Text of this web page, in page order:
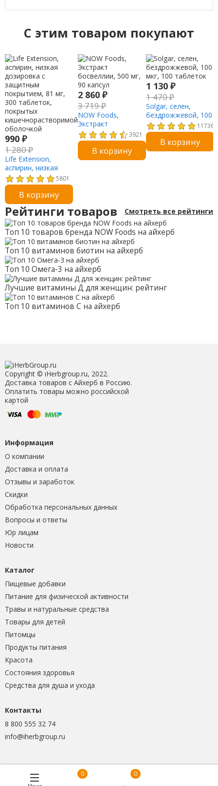
C этим товаром покупают
990 ₽
1 280₽
Life Extension,
аспирин, низкая
дозировка с
защитным
покрытием, 81 мг,
300 таблеток,
покрытых
кишечнорастворимой
оболочкой
5801
В корзину
2 860 ₽
3 719₽
NOW Foods,
Экстракт
босвеллии, 500 мг,
90 капсул
3921
В корзину
1 130 ₽
1 470₽
Solgar, селен,
бездрожжевой, 100
мкг, 100 таблеток11736
В корзину
Рейтинги товаров Смотреть все рейтинги
Топ 10 товаров бренда NOW Foods на айхерб
Топ 10 витаминов биотин на айхерб
Топ 10 Омега-3 на айхерб
Лучшие витамины Д для женщин: рейтинг
Топ 10 витаминов С на айхерб
Copyright © iHerbgroup.ru, 2022.
Доставка товаров с Айхерб в Россию.
Оплатить товары можно российской
картой
Информация
О компании
Доставка и оплата
Отзывы и заработок
Скидки
Обработка персональных данных
Вопросы и ответы
Юр лицам
Новости
Каталог
Пищевые добавки
Питание для физической активности
Травы и натуральные средства
Товары для детей
Питомцы
Продукты питания
Красота
Состояния здоровья
Средства для душа и ухода
Контакты
8 800 555 32 74
info@iherbgroup.ru
0 0